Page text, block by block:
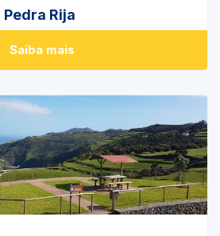
Rija
Saiba mais